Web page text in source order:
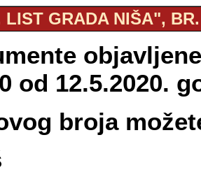
LIST GRADA NIŠA",
od 12.5.2020.
broja